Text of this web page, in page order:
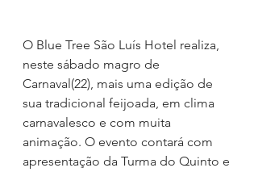
O Blue Tree São Luís Hotel realiza,
neste sábado magro de
Carnaval(22), mais uma edição de
sua tradicional feijoada, em clima
carnavalesco e com muita
animação. O evento contará com
apresentação da Turma do Quinto e